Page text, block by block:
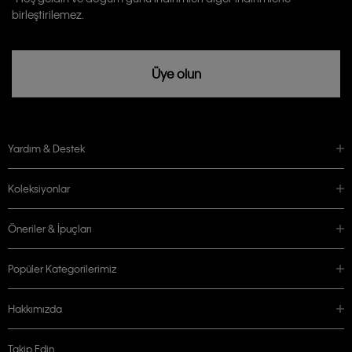
birleştirilemez.
Üye olun
Yardım & Destek
Koleksiyonlar
Öneriler & İpuçları
Popüler Kategorilerimiz
Hakkımızda
Takip Edin